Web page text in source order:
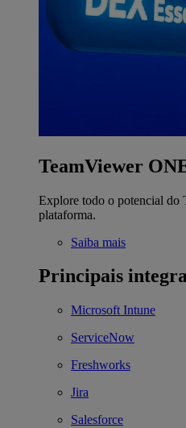
TeamViewer
Explore todo o potencial do
plataforma.
Saiba mais
Principais
Microsoft Intune
ServiceNow
Freshworks
Jira
Salesforce